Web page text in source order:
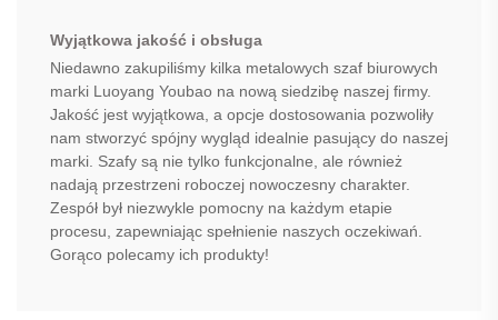
Wyjątkowa jakość i obsługa
Niedawno zakupiliśmy kilka metalowych szaf biurowych
marki Luoyang Youbao na nową siedzibę naszej firmy.
Jakość jest wyjątkowa, a opcje dostosowania pozwoliły
nam stworzyć spójny wygląd idealnie pasujący do naszej
marki. Szafy są nie tylko funkcjonalne, ale również
nadają przestrzeni roboczej nowoczesny charakter.
Zespół był niezwykle pomocny na każdym etapie
procesu, zapewniając spełnienie naszych oczekiwań.
Gorąco polecamy ich produkty!